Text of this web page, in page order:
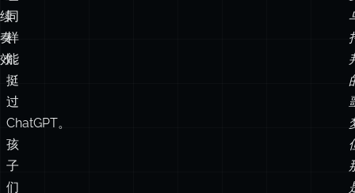
续
奏
效。
同
样
能
挺
过
ChatGPT。
孩
子
们